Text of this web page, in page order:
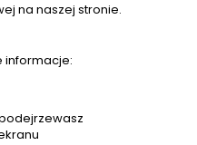
na naszej stronie.
informacje: